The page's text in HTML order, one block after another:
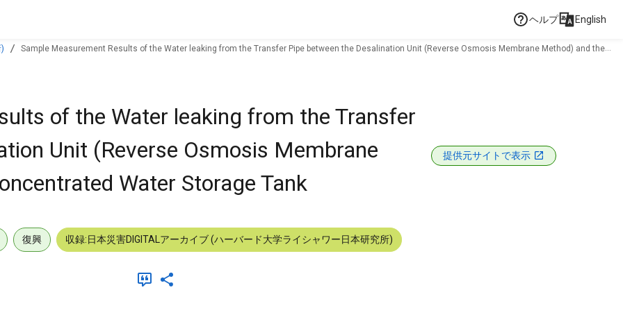
ヘルプ English
Sample Measurement Results of the Water leaking from the Transfer Pipe between the Desalination Unit (Reverse Osmosis Membrane Method) and the
of the Water leaking from the Transfer
Unit (Reverse Osmosis Membrane
Water Storage Tank
提供元サイトで表示
復興 収録:日本災害DIGITALアーカイブ (ハーバード大学ライシャワー日本研究所)